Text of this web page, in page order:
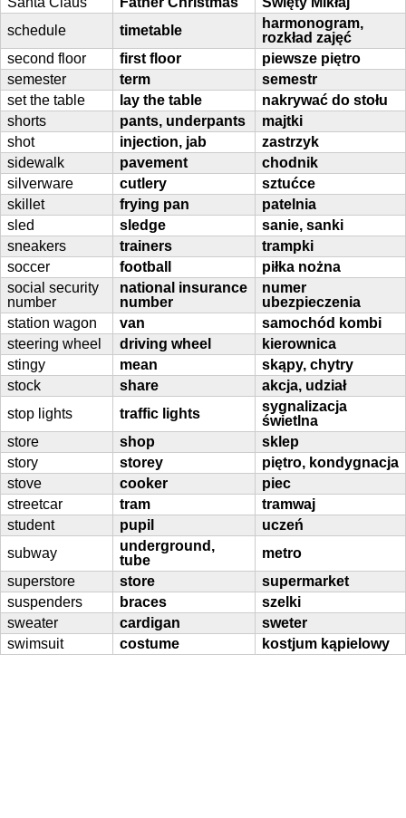
schedule
timetable
harmonogram,
rozkład zajęć
second floor
first floor
piewsze piętro
semester
term
semestr
set the table
lay the table
nakrywać do stołu
shorts
pants, underpants
majtki
shot
injection, jab
zastrzyk
sidewalk
pavement
chodnik
silverware
cutlery
sztućce
skillet
frying pan
patelnia
sled
sledge
sanie, sanki
sneakers
trainers
trampki
soccer
football
piłka nożna
social security
number
national insurance
number
numer
ubezpieczenia
station wagon
van
samochód kombi
steering wheel
driving wheel
kierownica
stingy
mean
skąpy, chytry
stock
share
akcja, udział
stop lights
traffic lights
sygnalizacja
świetlna
store
shop
sklep
story
storey
piętro, kondygnacja
stove
cooker
piec
streetcar
tram
tramwaj
student
pupil
uczeń
subway
underground,
tube
metro
superstore
store
supermarket
suspenders
braces
szelki
sweater
cardigan
sweter
swimsuit
costume kostjum kąpielowy